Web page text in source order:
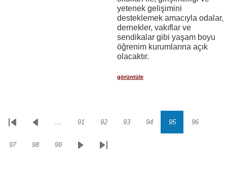
yetenek gelişimini
desteklemek amacıyla odalar,
dernekler, vakıflar ve
sendikalar gibi yaşam boyu
öğrenim kurumlarına açık
olacaktır.
görüntüle
Sayfalama
İlk
Önceki… Sayfa
91 Sayfa
92 Sayfa
93 Sayfa
94 Sayfa
95 Sayfa
96
Sayfa
97 Sayfa
98 Sayfa
99
SonrakiSon